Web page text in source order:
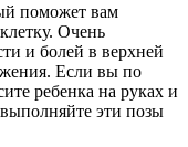
поможет вам
Очень
и болей в верхней
Если вы по
ребенка на руках и
выполняйте эти позы